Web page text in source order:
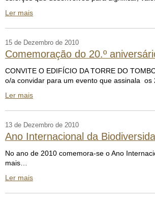
Ler mais
15 de Dezembro de 2010
Comemoração do 20.º
CONVITE O EDIFÍCIO DA TORRE DO
o/a convidar para um evento que assinala
Ler mais
13 de Dezembro de 2010
Ano Internacional da
No ano de 2010 comemora-se o Ano
mais…
Ler mais